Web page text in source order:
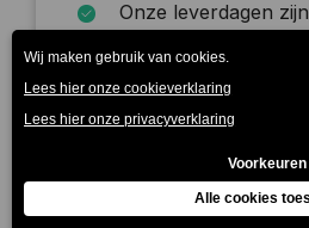
Onze leverdagen zijn